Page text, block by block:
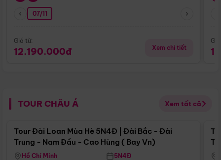
07/11
Giá từ:
12.190.000đ Xem chi tiết
TOUR CHÂU Á Xem tất cả
Điểm nổi bật
Tour Đài Loan Mùa Hè 5N4Đ | Đài Bắc - Đài
Trung - Nam Đầu - Cao Hùng ( Bay Vn)
Hồ Chí Minh 5N4Đ